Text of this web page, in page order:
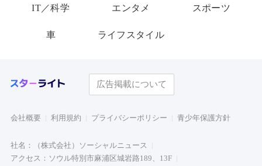
IT／科学 エンタメ スポーツ
車 ライフスタイル
広告掲載について
会社概要 利用規約 プライバシーポリシー 青少年保護方針
社名：（株式会社）ソーシャルニュース
アクセス：ソウル特別市麻浦区城岩路189、13F